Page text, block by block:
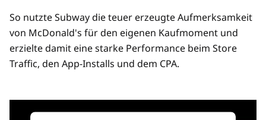
So nutzte Subway die teuer erzeugte Aufmerksamkeit
von McDonald's für den eigenen Kaufmoment und
erzielte damit eine starke Performance beim Store
Traffic, den App-Installs und dem CPA.